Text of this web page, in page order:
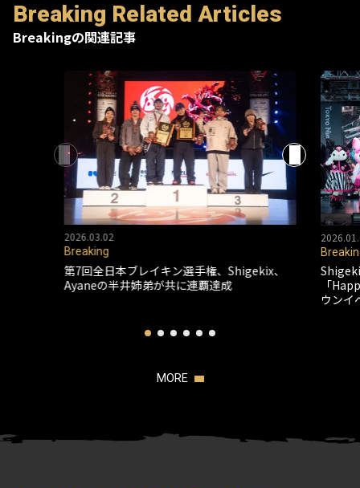
Breaking Related Articles
Breakingの関連記事
2026.03.02
Breaking
第7回全日本ブレイキン選手権、Shigekix、
Ayaneの半井姉弟が共に連覇達成
「
ウンイ
MORE